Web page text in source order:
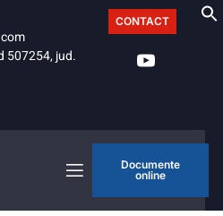
507254, jud.
CONTACT
Documente
online